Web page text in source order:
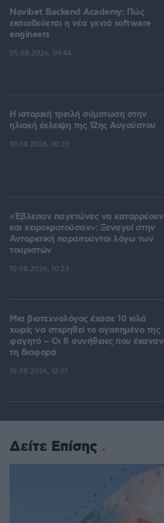
Novibet Backend Academy: Πώς
εκπαιδεύεται η νέα γενιά software
engineers
05.08.2026, 09:44
Η ιστορική τριπλή σύμπτωση στην
ηλιακή έκλειψη της 12ης Αυγούστου
10.08.2026, 10:23
«Έβλεπαν παγετώνες να καταρρέουν
και χειροκροτούσαν»: Ξεναγοί στην
Ανταρκτική παραιτούνται λόγω των
τουριστών
10.08.2026, 10:23
Μια βιοτεχνολόγος έχασε 10 κιλά
χωρίς να στερηθεί το αγαπημένο της
φαγητό – Οι 8 συνήθειες που έκαναν
τη διαφορά
10.08.2026, 12:01
Δείτε Επίσης